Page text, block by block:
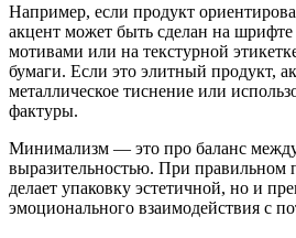
Например, если продукт
акцент может быть сделан на
мотивами или на текстурной
бумаги. Если это элитный продукт,
металлическое тиснение или
фактуры.
Минимализм — это про баланс
выразительностью. При правильном
делает упаковку эстетичной, но и
эмоционального взаимодействия с